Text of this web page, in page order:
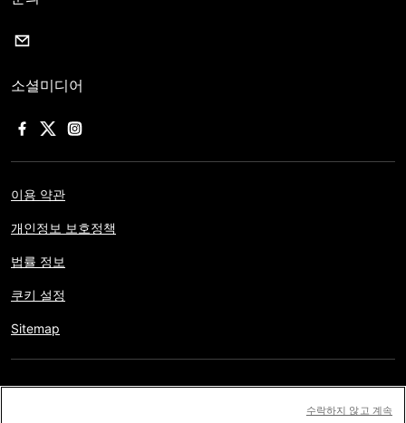
소셜미디어
이용 약관
개인정보 보호정책
법률 정보
쿠키 설정
Sitemap
수락하지 않고 계속